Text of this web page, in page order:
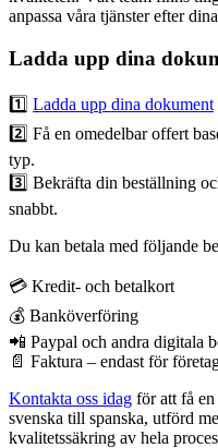
anpassa våra tjänster efter
Ladda upp dina
1️⃣ Ladda upp dina dokument
2️⃣ Få en omedelbar offert
typ.
3️⃣ Bekräfta din beställning
snabbt.
Du kan betala med följande
💳 Kredit- och betalkort
💰 Banköverföring
📲 Paypal och andra digitala
📄 Faktura – endast för
Kontakta oss idag för att få
svenska till spanska, utförd
kvalitetssäkring av hela